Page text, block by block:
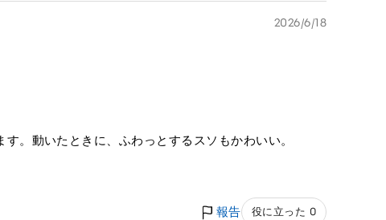
2026/6/18
。動いたときに、ふわっとするスソもかわいい。
報告 役に立った 0